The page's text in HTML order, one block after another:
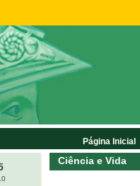
Ciência e Vida
Página Inicial